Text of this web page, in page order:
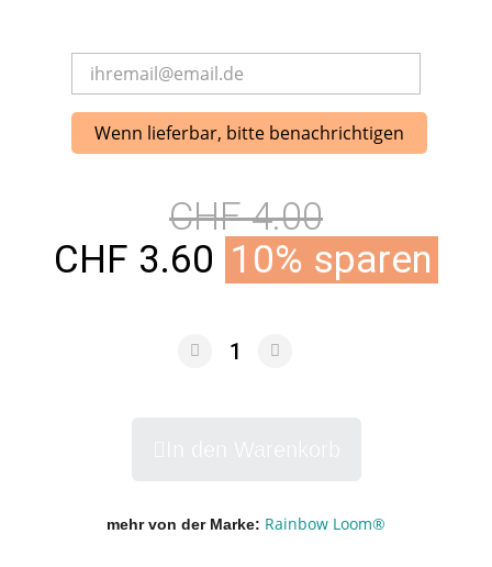
Wenn lieferbar, bitte benachrichtigen
CHF 4.00
CHF 3.60 10% sparen
mehr von der Marke Rainbow Loom®